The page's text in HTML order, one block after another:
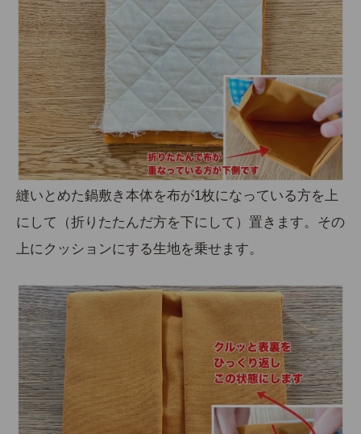
縫いとめた鍋敷き本体を布が1枚になっている方を上
にして（折りたたんだ方を下にして）置きます。その
上にクッションにする生地を乗せます。